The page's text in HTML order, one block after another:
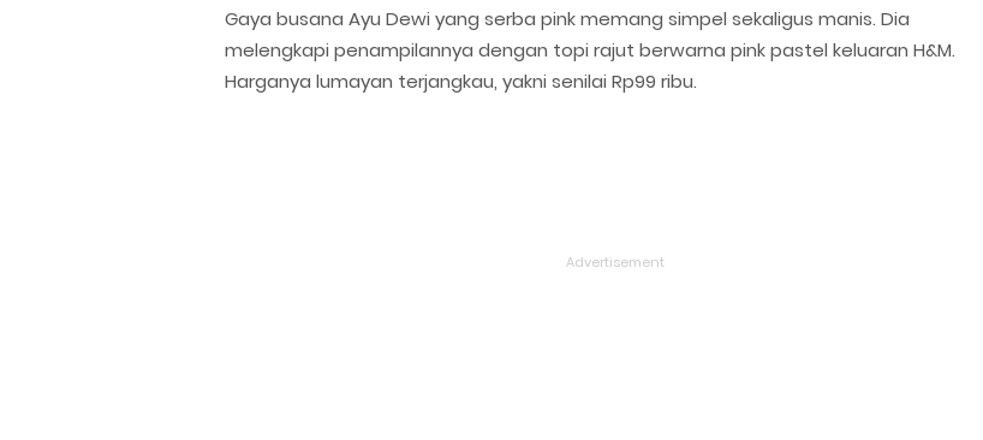
Gaya busana Ayu Dewi yang serba pink memang simpel sekaligus manis. Dia
melengkapi penampilannya dengan topi rajut berwarna pink pastel keluaran H&M.
Harganya lumayan terjangkau, yakni senilai Rp99 ribu.